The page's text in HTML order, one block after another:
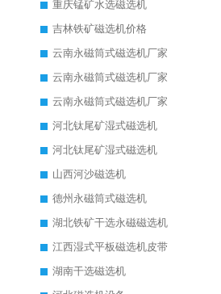
重庆锰矿水选磁选机
吉林铁矿磁选机价格
云南永磁筒式磁选机厂家
云南永磁筒式磁选机厂家
云南永磁筒式磁选机厂家
河北钛尾矿湿式磁选机
河北钛尾矿湿式磁选机
山西河沙磁选机
德州永磁筒式磁选机
湖北铁矿干选永磁磁选机
江西湿式平板磁选机皮带
湖南干选磁选机